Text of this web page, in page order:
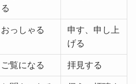
る
おっしゃる
申す、申し上
げる
ご覧になる 拝見する